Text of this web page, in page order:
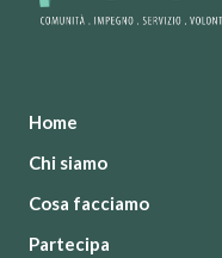
Home
Chi siamo
Cosa facciamo
Partecipa